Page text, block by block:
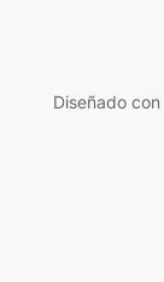
Diseñado con